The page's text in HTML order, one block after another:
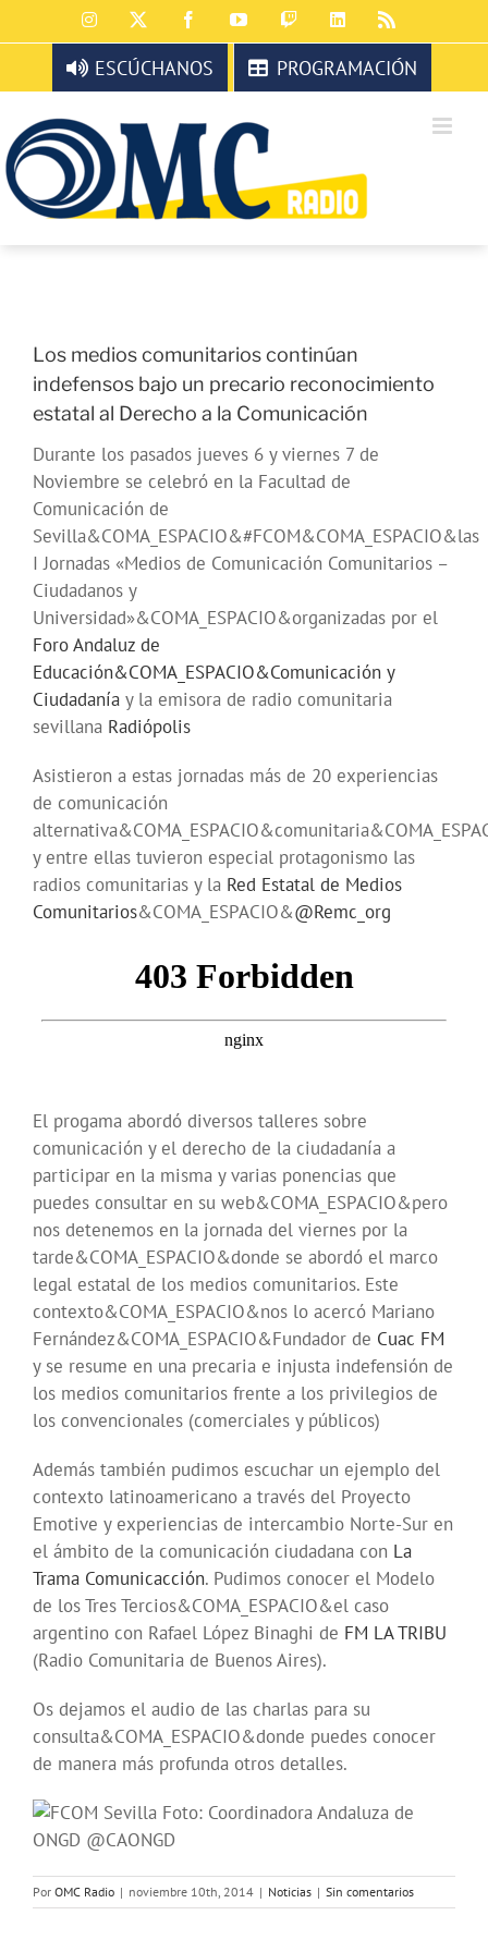
al
contenido
Instagram FacebookYouTubeTwitchLinkedIn
ESCÚCHANOS PROGRAMACIÓN
Los medios comunitarios continúan
indefensos bajo un precario reconocimiento
estatal al Derecho a la Comunicación
Durante los pasados jueves 6 y viernes 7 de
Noviembre se celebró en la Facultad de
Comunicación de
Sevilla&COMA_ESPACIO&#FCOM&COMA_ESPACIO&las
I Jornadas «Medios de Comunicación Comunitarios –
Ciudadanos y
Universidad»&COMA_ESPACIO&organizadas por el
Foro Andaluz de
Educación&COMA_ESPACIO&Comunicación y
Ciudadanía y la emisora de radio comunitaria
sevillana Radiópolis
Asistieron a estas jornadas más de 20 experiencias
de comunicación
y entre ellas tuvieron especial protagonismo las
radios comunitarias y la Red Estatal de Medios
Comunitarios&COMA_ESPACIO&@Remc_org
El progama abordó diversos talleres sobre
comunicación y el derecho de la ciudadanía a
participar en la misma y varias ponencias que
puedes consultar en su web&COMA_ESPACIO&pero
nos detenemos en la jornada del viernes por la
tarde&COMA_ESPACIO&donde se abordó el marco
legal estatal de los medios comunitarios. Este
contexto&COMA_ESPACIO&nos lo acercó Mariano
Fernández&COMA_ESPACIO&Fundador de Cuac FM
y se resume en una precaria e injusta indefensión de
los medios comunitarios frente a los privilegios de
los convencionales (comerciales y públicos)
Además también pudimos escuchar un ejemplo del
contexto latinoamericano a través del Proyecto
Emotive y experiencias de intercambio Norte-Sur en
el ámbito de la comunicación ciudadana con La
Trama Comunicacción. Pudimos conocer el Modelo
de los Tres Tercios&COMA_ESPACIO&el caso
argentino con Rafael López Binaghi de FM LA TRIBU
(Radio Comunitaria de Buenos Aires).
Os dejamos el audio de las charlas para su
consulta&COMA_ESPACIO&donde puedes conocer
de manera más profunda otros detalles.
Foto: Coordinadora Andaluza de
ONGD @CAONGD
Por OMC Radio | noviembre 10th, 2014 | Noticias | Sin comentarios